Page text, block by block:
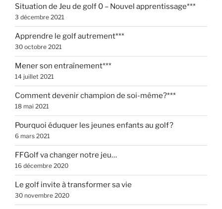
Situation de Jeu de golf 0 – Nouvel apprentissage***
3 décembre 2021
Apprendre le golf autrement***
30 octobre 2021
Mener son entraînement***
14 juillet 2021
Comment devenir champion de soi-même?***
18 mai 2021
Pourquoi éduquer les jeunes enfants au golf?
6 mars 2021
FFGolf va changer notre jeu…
16 décembre 2020
Le golf invite à transformer sa vie
30 novembre 2020